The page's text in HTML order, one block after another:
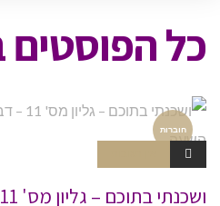
כל הפוסטים
חוברות